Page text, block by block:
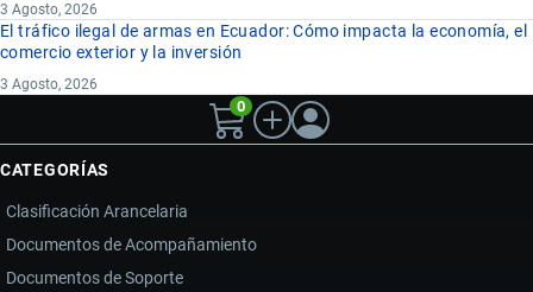
3 Agosto, 2026
El tráfico ilegal de armas en Ecuador: Cómo impacta la economía, el
comercio exterior y la inversión
3 Agosto, 2026
0
CATEGORÍAS
Clasificación Arancelaria
Documentos de Acompañamiento
Documentos de Soporte